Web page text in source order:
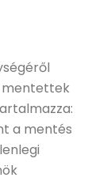
mentettek
a mentés